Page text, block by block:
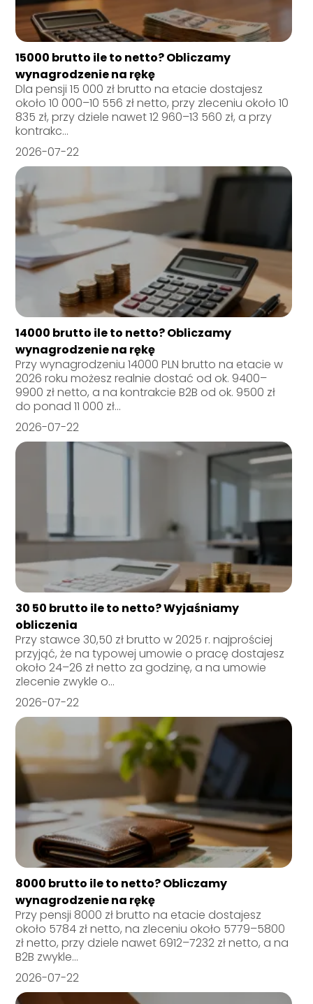
15000 brutto ile to netto? Obliczamy
wynagrodzenie na rękę
Dla pensji 15 000 zł brutto na etacie dostajesz
około 10 000–10 556 zł netto, przy zleceniu około 10
835 zł, przy dziele nawet 12 960–13 560 zł, a przy
kontrakc...
2026-07-22
14000 brutto ile to netto? Obliczamy
wynagrodzenie na rękę
Przy wynagrodzeniu 14000 PLN brutto na etacie w
2026 roku możesz realnie dostać od ok. 9400–
9900 zł netto, a na kontrakcie B2B od ok. 9500 zł
do ponad 11 000 zł...
2026-07-22
30 50 brutto ile to netto? Wyjaśniamy
obliczenia
Przy stawce 30,50 zł brutto w 2025 r. najprościej
przyjąć, że na typowej umowie o pracę dostajesz
około 24–26 zł netto za godzinę, a na umowie
zlecenie zwykle o...
2026-07-22
8000 brutto ile to netto? Obliczamy
wynagrodzenie na rękę
Przy pensji 8000 zł brutto na etacie dostajesz
około 5784 zł netto, na zleceniu około 5779–5800
zł netto, przy dziele nawet 6912–7232 zł netto, a na
B2B zwykle...
2026-07-22